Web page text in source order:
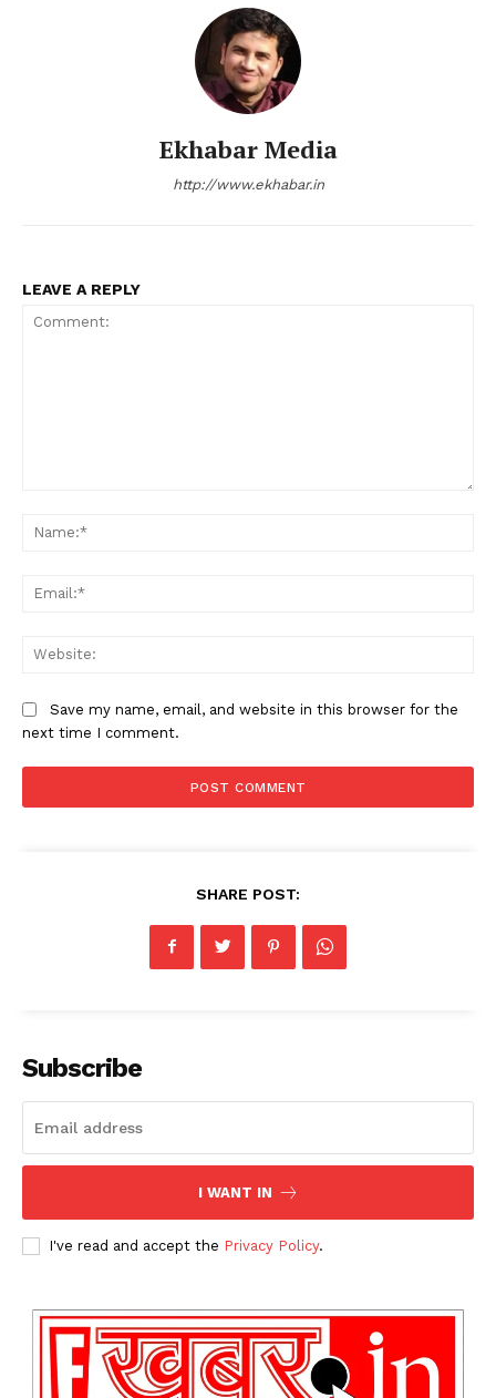
Ekhabar Media
http://www.ekhabar.in
LEAVE A REPLY
Save my name, email, and website in this browser for the
next time I comment.
SHARE POST:
Subscribe
I WANT IN
I've read and accept the Privacy Policy.